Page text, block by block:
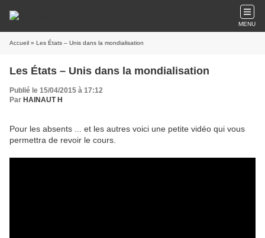
MENU
Accueil » Les États – Unis dans la mondialisation
Les États – Unis dans la mondialisation
Publié le 15/04/2015 à 17:12
Par HAINAUT H
Pour les absents ... et les autres voici une petite vidéo qui vous
permettra de revoir le cours.